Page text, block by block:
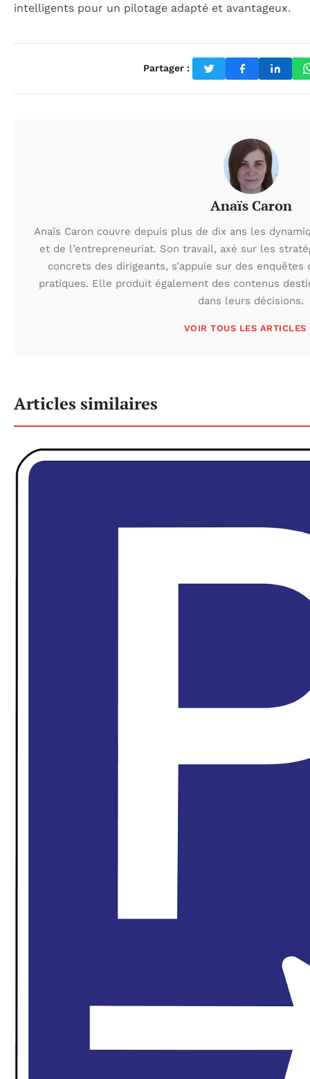
intelligents pour un pilotage adapté et avantageux.
Partager :
Anaïs Caron
Anaïs Caron couvre depuis plus de dix ans les
et de l’entrepreneuriat. Son travail, axé sur les
concrets des dirigeants, s’appuie sur des enquêtes
pratiques. Elle produit également des contenus
dans leurs décisions.
VOIR TOUS LES
Articles similaires